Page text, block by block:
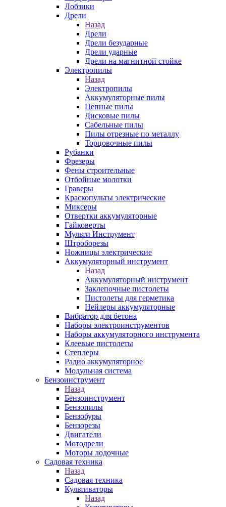
Лобзики
Дрели
Назад
Дрели
Дрели безударные
Дрели ударные
Дрели на магнитной стойке
Электропилы
Назад
Электропилы
Аккумуляторные пилы
Цепные пилы
Дисковые пилы
Сабельные пилы
Пилы отрезные по металлу
Торцовочные пилы
Рубанки
Фрезеры
Фены строительные
Отбойные молотки
Граверы
Краскопульты электрические
Миксеры
Отвертки аккумуляторные
Гайковерты
Мульти Инструмент
Штроборезы
Ножницы электрические
Аккумуляторный инструмент
Назад
Аккумуляторный инструмент
Заклепочные пистолеты
Пистолеты для герметика
Нейлеры аккумуляторные
Вибратор для бетона
Наборы электроинструментов
Наборы аккумуляторного инструмента
Клеевые пистолеты
Степлеры
Радио аккумуляторное
Модульная система
Бензоинструмент
Назад
Бензоинструмент
Бензопилы
Бензобуры
Бензорезы
Двигатели
Мотодрели
Моторы лодочные
Садовая техника
Назад
Садовая техника
Культиваторы
Назад